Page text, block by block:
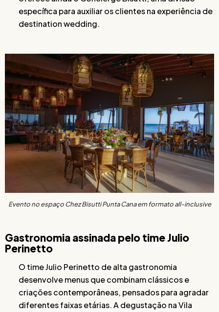
específica para auxiliar os clientes na experiência de
destination wedding.
Evento no espaço Chez Bisutti Punta Cana em formato all-inclusive
Gastronomia assinada pelo time Julio
Perinetto
O time Julio Perinetto de alta gastronomia
desenvolve menus que combinam clássicos e
criações contemporâneas, pensados para agradar
diferentes faixas etárias. A degustação na Vila